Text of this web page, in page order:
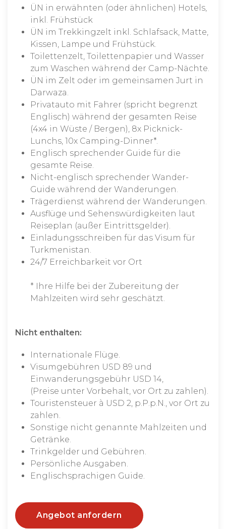
ÜN in erwähnten (oder ähnlichen) Hotels,
inkl. Frühstück
ÜN im Trekkingzelt inkl. Schlafsack, Matte,
Kissen, Lampe und Frühstück.
Toilettenzelt, Toilettenpapier und Wasser
zum Waschen während der Camp-Nächte.
ÜN im Zelt oder im gemeinsamen Jurt in
Darwaza.
Privatauto mit Fahrer (spricht begrenzt
Englisch) während der gesamten Reise
(4x4 in Wüste / Bergen), 8x Picknick-
Lunchs, 10x Camping-Dinner*.
Englisch sprechender Guide für die
gesamte Reise.
Nicht-englisch sprechender Wander-
Guide während der Wanderungen.
Trägerdienst während der Wanderungen.
Ausflüge und Sehenswürdigkeiten laut
Reiseplan (außer Eintrittsgelder).
Einladungsschreiben für das Visum für
Turkmenistan.
24/7 Erreichbarkeit vor Ort
* Ihre Hilfe bei der Zubereitung der
Mahlzeiten wird sehr geschätzt.
Nicht enthalten:
Internationale Flüge.
Visumgebühren USD 89 und
Einwanderungsgebühr USD 14,
(Preise unter Vorbehalt, vor Ort zu zahlen).
Touristensteuer à USD 2, p.P.p.N., vor Ort zu
zahlen.
Sonstige nicht genannte Mahlzeiten und
Getränke.
Trinkgelder und Gebühren.
Persönliche Ausgaben.
Englischsprachigen Guide.
Angebot anfordern